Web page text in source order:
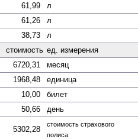
61,99
л
61,26
л
38,73
л
стоимость ед. измерения
6720,31
месяц
1968,48
единица
10,00
билет
50,66 день
5302,28
стоимость страхового
полиса